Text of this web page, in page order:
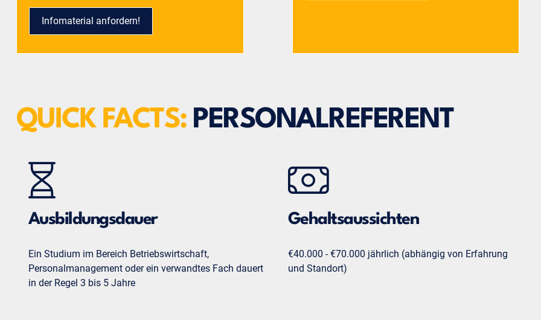
Infomaterial anfordern!
QUICK FACTS:PERSONALREFERENT
Ausbildungsdauer
Ein Studium im Bereich Betriebswirtschaft,
Personalmanagement oder ein verwandtes Fach dauert
in der Regel 3 bis 5 Jahre
Gehaltsaussichten
€40.000 - €70.000 jährlich (abhängig von Erfahrung
und Standort)